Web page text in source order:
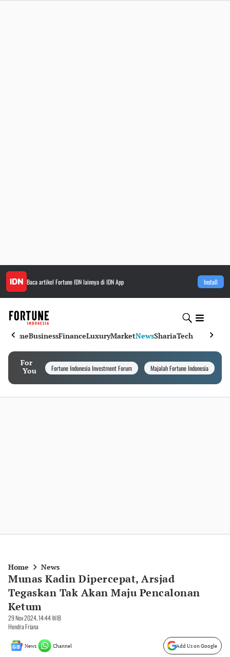
Baca artikel Fortune IDNlainnya di IDN App Install
HomeBusinessFinanceLuxuryMarketNewsShariaTech
For
You
Fortune Indonesia Investment Forum Majalah Fortune Indonesia
Home News
Munas Kadin Dipercepat, Arsjad
Tegaskan Tak Akan Maju Pencalonan
Ketum
29 Nov 2024, 14:44 WIB
Hendra Friana
News Channel Add Us on Google